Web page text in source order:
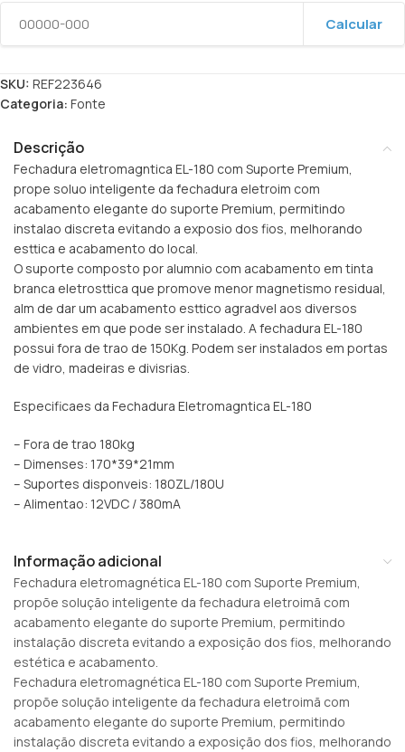
Calcular
SKU: REF223646
Categoria: Fonte
Descrição
Fechadura eletromagntica EL-180 com Suporte Premium,
prope soluo inteligente da fechadura eletroim com
acabamento elegante do suporte Premium, permitindo
instalao discreta evitando a exposio dos fios, melhorando
esttica e acabamento do local.
O suporte composto por alumnio com acabamento em tinta
branca eletrosttica que promove menor magnetismo residual,
alm de dar um acabamento esttico agradvel aos diversos
ambientes em que pode ser instalado. A fechadura EL-180
possui fora de trao de 150Kg. Podem ser instalados em portas
de vidro, madeiras e divisrias.
Especificaes da Fechadura Eletromagntica EL-180
– Fora de trao 180kg
– Dimenses: 170*39*21mm
– Suportes disponveis: 180ZL/180U
– Alimentao: 12VDC / 380mA
Informação adicional
Fechadura eletromagnética EL-180 com Suporte Premium,
propõe solução inteligente da fechadura eletroimã com
acabamento elegante do suporte Premium, permitindo
instalação discreta evitando a exposição dos fios, melhorando
estética e acabamento.
Fechadura eletromagnética EL-180 com Suporte Premium,
propõe solução inteligente da fechadura eletroimã com
acabamento elegante do suporte Premium, permitindo
instalação discreta evitando a exposição dos fios, melhorando